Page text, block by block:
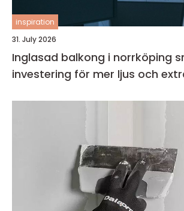
inspiration
31. July 2026
Inglasad balkong i norrköping smart
investering för mer ljus och